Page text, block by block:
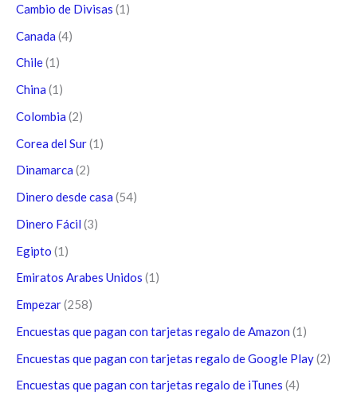
Cambio de Divisas (1)
Canada (4)
Chile(1)
China (1)
Colombia (2)
Corea del Sur(1)
Dinamarca (2)
Dinero desde casa (54)
Dinero Fácil (3)
Egipto (1)
Emiratos Arabes Unidos (1)
Empezar(258)
Encuestas que pagan con tarjetas regalo de Amazon (1)
Encuestas que pagan con tarjetas regalo de Google Play(2)
Encuestas que pagan con tarjetas regalo de iTunes (4)